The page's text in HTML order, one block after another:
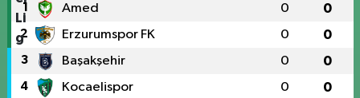
1 Amed 0 0
2 Erzurumspor FK 0 0
3 Başakşehir 0 0
4 Kocaelispor 0 0